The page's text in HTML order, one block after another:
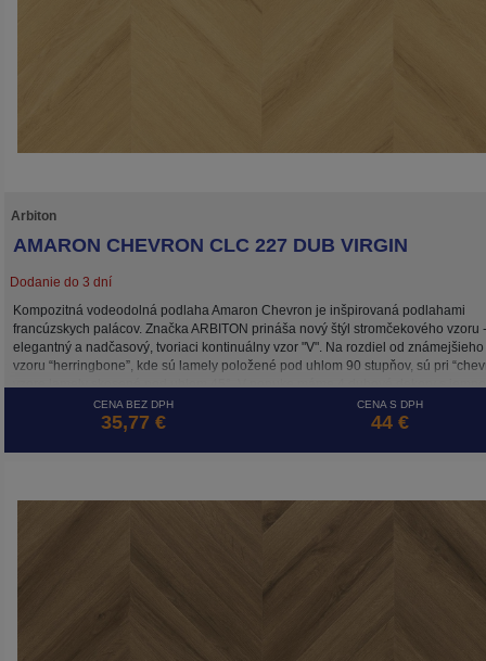
Arbiton
AMARON CHEVRON CLC 227 DUB VIRGIN
Dodanie do 3 dní
Kompozitná vodeodolná podlaha Amaron Chevron je inšpirovaná podlahami
francúzskych palácov. Značka ARBITON prináša nový štýl stromčekového vzoru -
elegantný a nadčasový, tvoriaci kontinuálny vzor "V". Na rozdiel od známejšieho
vzoru “herringbone”, kde sú lamely položené pod uhlom 90 stupňov, sú pri
vzore lamely skosené pod uhlom 45°. V ponuke máme 4 dubové dekory s
povrchovou štruktúrou skutočného dreva. Podlaha Amaron Chevron má hrúbku
mm a je vhodná pre inštaláciu plávajúcim spôsobom alebo celoplošným
CENA BEZ DPH
35,77 €
CENA S DPH
44 €